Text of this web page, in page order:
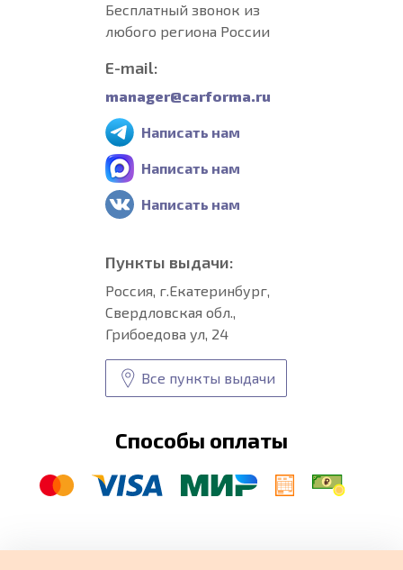
Бесплатный звонок из
любого региона России
E-mail:
manager@carforma.ru
Написать нам
Написать нам
Написать нам
Пункты выдачи:
Россия, г.Екатеринбург,
Свердловская обл.,
Грибоедова ул, 24
Все пункты выдачи
Способы оплаты